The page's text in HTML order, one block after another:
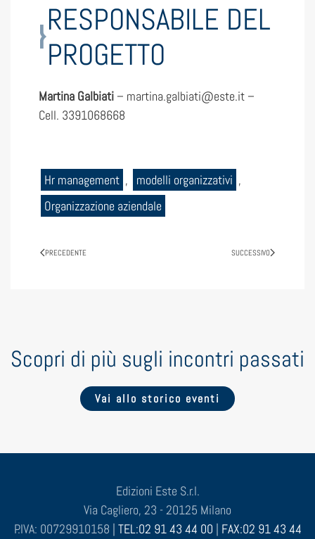
RESPONSABILE DEL
PROGETTO
Martina Galbiati – martina.galbiati@este.it –
Cell. 3391068668
Hr management , modelli organizzativi ,
Organizzazione aziendale
PRECEDENTE SUCCESSIVO
Scopri di più sugli incontri passati
Vai allo storico eventi
Edizioni Este S.r.l.
Via Cagliero, 23 - 20125 Milano
P.IVA: 00729910158 | TEL:02 91 43 44 00 | FAX:02 91 43 44